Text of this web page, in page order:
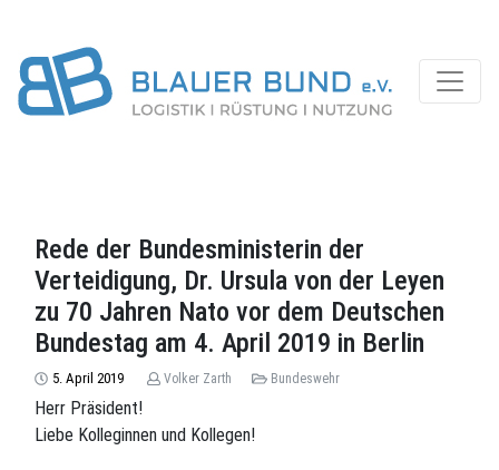
Rede der Bundesministerin der
Verteidigung, Dr. Ursula von der Leyen
zu 70 Jahren Nato vor dem Deutschen
Bundestag am 4. April 2019 in Berlin
5. April 2019 Volker Zarth Bundeswehr
Herr Präsident!
Liebe Kolleginnen und Kollegen!